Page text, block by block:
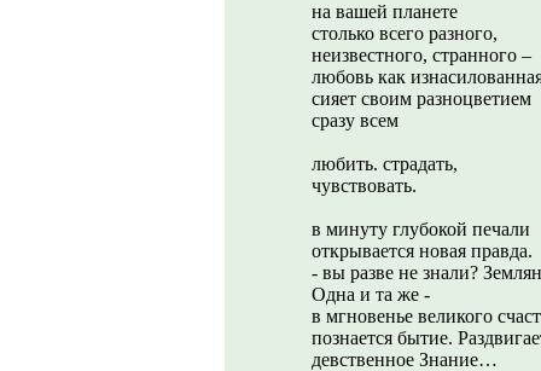
на вашей планете
столько всего разного,
неизвестного, странного –
любовь как
сияет своим разноцветием
сразу всем
любить. страдать,
чувствовать.
в минуту глубокой печали
открывается новая правда.
- вы разве не знали?
Одна и та же -
в мгновенье великого
познается бытие.
девственное Знание…